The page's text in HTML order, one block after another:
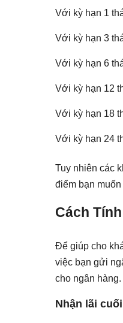
Với kỳ hạn 1
Với kỳ hạn 3
Với kỳ hạn 6
Với kỳ hạn 12
Với kỳ hạn 18
Với kỳ hạn 24
Tuy nhiên các
điểm bạn
Cách
Để giúp cho
việc bạn gửi
cho ngân hàng.
Nhận lãi